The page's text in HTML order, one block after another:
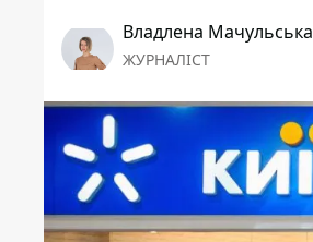
Владлена Мачульська
ЖУРНАЛІСТ